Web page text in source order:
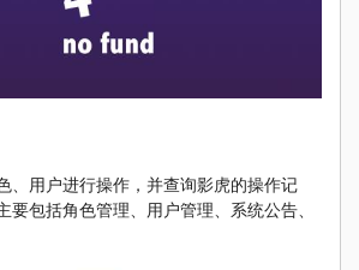
、用户进行操作，并查询影虎的操作记
要包括角色管理、用户管理、系统公告、